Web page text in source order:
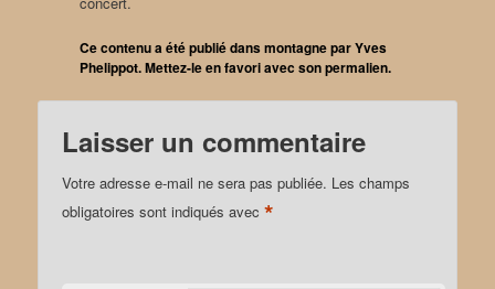
Ce contenu a été publié dansmontagneparYves
Phelippot. Mettez-le en favori avec sonpermalien.
Laisser un commentaire
Votre adresse e-mail ne sera pas publiée. Les champs
obligatoires sont indiqués avec*